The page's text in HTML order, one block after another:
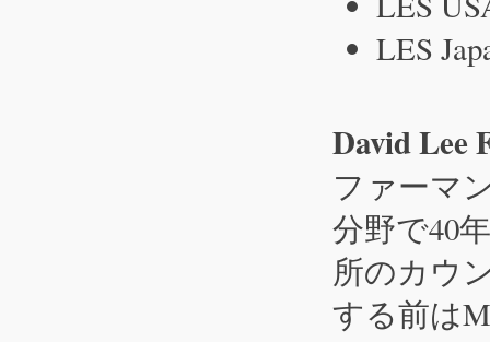
LES
David Lee
ファーマ
分野で40
所のカウ
する前は